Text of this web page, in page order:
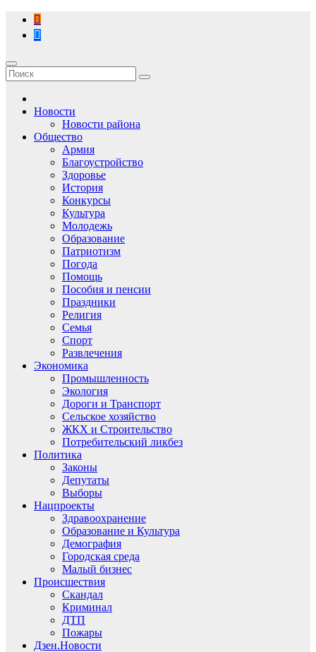
Перейти
содержимому
Новости
Новости района
Общество
Армия
Благоустройство
Здоровье
История
Конкурсы
Культура
Молодежь
Образование
Патриотизм
Погода
Помощь
Пособия и пенсии
Праздники
Религия
Семья
Спорт
Развлечения
Экономика
Промышленность
Экология
Дороги и Транспорт
Сельское хозяйство
ЖКХ и Строительство
Потребительский ликбез
Политика
Законы
Депутаты
Выборы
Нацпроекты
Здравоохранение
Образование и Культура
Демография
Городская среда
Малый бизнес
Происшествия
Скандал
Криминал
ДТП
Пожары
Дзен.Новости